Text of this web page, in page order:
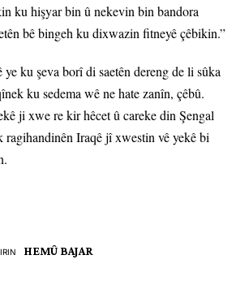
ku hişyar bin û nekevin bin bandora
bê bingeh ku dixwazin fitneyê çêbikin.”
ku şeva borî di saetên dereng de li sûka
ku sedema wê ne hate zanîn, çêbû.
ji xwe re kir hêcet û careke din Şengal
Iraqê jî xwestin vê yekê bi
HEMÛ BAJAR